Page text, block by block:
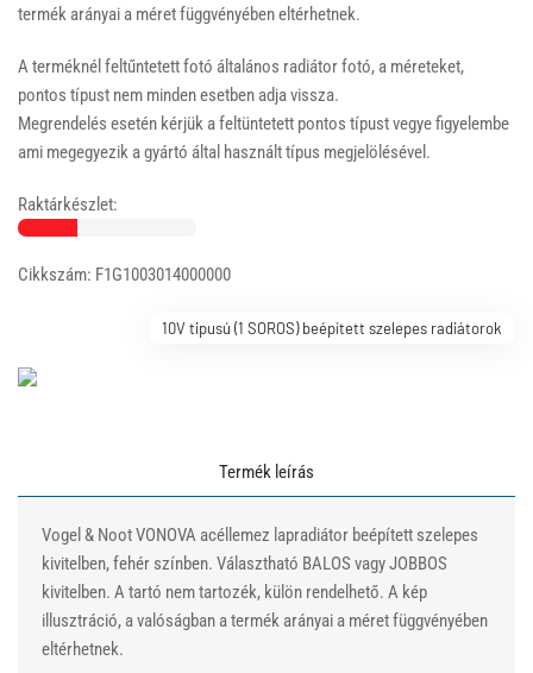
termék arányai a méret függvényében eltérhetnek.
A terméknél feltűntetett fotó általános radiátor fotó, a méreteket,
pontos típust nem minden esetben adja vissza.
Megrendelés esetén kérjük a feltüntetett pontos típust vegye figyelembe
ami megegyezik a gyártó által használt típus megjelölésével.
Raktárkészlet:
Cikkszám: F1G1003014000000
10V tipusú (1 SOROS) beépített szelepes radiátorok
Termék leírás
Vogel & Noot VONOVA acéllemez lapradiátor beépített szelepes
kivitelben, fehér színben. Választható BALOS vagy JOBBOS
kivitelben. A tartó nem tartozék, külön rendelhető. A kép
illusztráció, a valóságban a termék arányai a méret függvényében
eltérhetnek.